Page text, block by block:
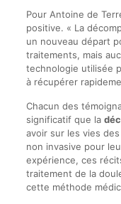
Pour Antoine de
positive. « La
un nouveau départ
traitements, mais
technologie utilisée
à récupérer
Chacun des
significatif que la
avoir sur les vies
non invasive pour
expérience, ces
traitement de la
cette méthode